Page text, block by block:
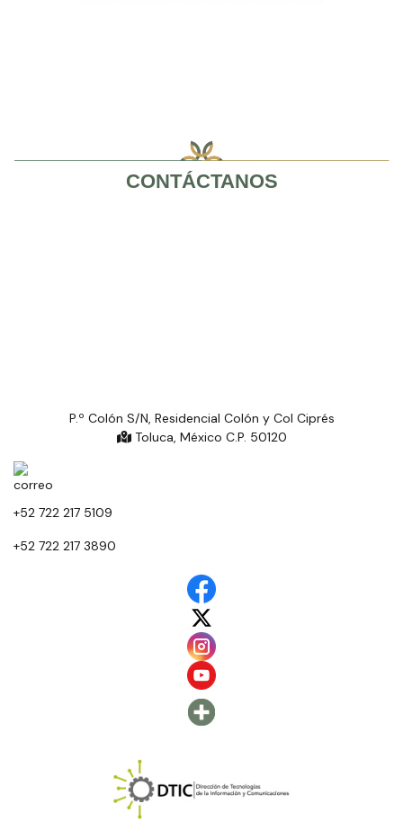
CONTÁCTANOS
P.º Colón S/N, Residencial Colón y Col Ciprés
Toluca, México C.P. 50120
+52 722 217 5109
+52 722 217 3890